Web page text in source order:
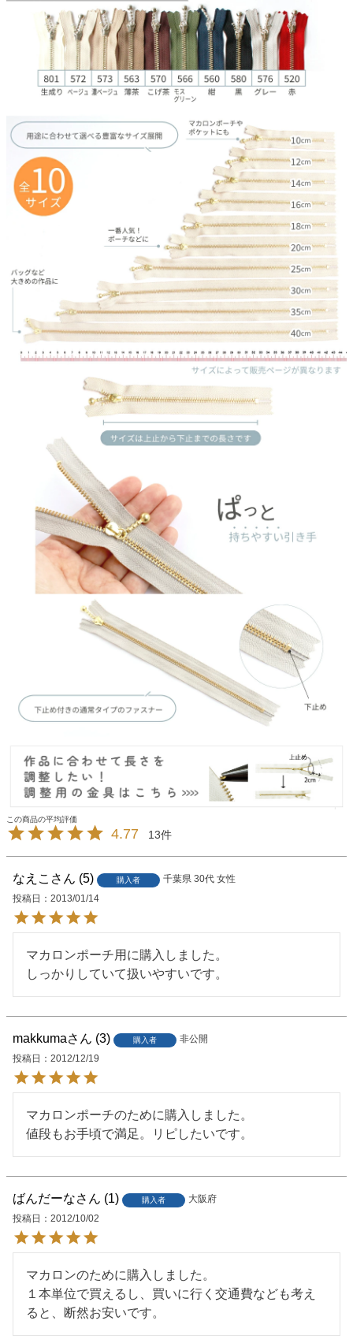
4.77 13
なえこ 5 購入者 千葉県 30代 女性
投稿日
2013/01/14
マカロンポーチ用に購入しました。
しっかりしていて扱いやすいです。
makkuma 3 購入者
非公開
投稿日
2012/12/19
マカロンポーチのために購入しました。
値段もお手頃で満足。リピしたいです。
ばんだーな 1 購入者
大阪府
投稿日
2012/10/02
マカロンのために購入しました。
１本単位で買えるし、買いに行く交通費なども考え
ると、断然お安いです。